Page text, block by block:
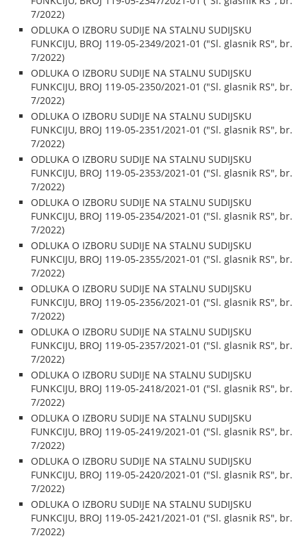
7/2022)
ODLUKA O IZBORU SUDIJE NA STALNU SUDIJSKU
FUNKCIJU, BROJ 119-05-2349/2021-01 ("Sl. glasnik RS", br.
7/2022)
ODLUKA O IZBORU SUDIJE NA STALNU SUDIJSKU
FUNKCIJU, BROJ 119-05-2350/2021-01 ("Sl. glasnik RS", br.
7/2022)
ODLUKA O IZBORU SUDIJE NA STALNU SUDIJSKU
FUNKCIJU, BROJ 119-05-2351/2021-01 ("Sl. glasnik RS", br.
7/2022)
ODLUKA O IZBORU SUDIJE NA STALNU SUDIJSKU
FUNKCIJU, BROJ 119-05-2353/2021-01 ("Sl. glasnik RS", br.
7/2022)
ODLUKA O IZBORU SUDIJE NA STALNU SUDIJSKU
FUNKCIJU, BROJ 119-05-2354/2021-01 ("Sl. glasnik RS", br.
7/2022)
ODLUKA O IZBORU SUDIJE NA STALNU SUDIJSKU
FUNKCIJU, BROJ 119-05-2355/2021-01 ("Sl. glasnik RS", br.
7/2022)
ODLUKA O IZBORU SUDIJE NA STALNU SUDIJSKU
FUNKCIJU, BROJ 119-05-2356/2021-01 ("Sl. glasnik RS", br.
7/2022)
ODLUKA O IZBORU SUDIJE NA STALNU SUDIJSKU
FUNKCIJU, BROJ 119-05-2357/2021-01 ("Sl. glasnik RS", br.
7/2022)
ODLUKA O IZBORU SUDIJE NA STALNU SUDIJSKU
FUNKCIJU, BROJ 119-05-2418/2021-01 ("Sl. glasnik RS", br.
7/2022)
ODLUKA O IZBORU SUDIJE NA STALNU SUDIJSKU
FUNKCIJU, BROJ 119-05-2419/2021-01 ("Sl. glasnik RS", br.
7/2022)
ODLUKA O IZBORU SUDIJE NA STALNU SUDIJSKU
FUNKCIJU, BROJ 119-05-2420/2021-01 ("Sl. glasnik RS", br.
7/2022)
ODLUKA O IZBORU SUDIJE NA STALNU SUDIJSKU
FUNKCIJU, BROJ 119-05-2421/2021-01 ("Sl. glasnik RS", br.
7/2022)